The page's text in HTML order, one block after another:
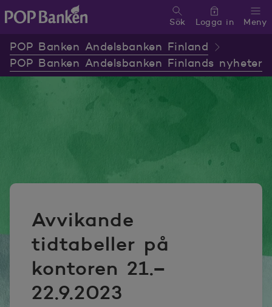
Meny
Sök Logga in
POP Banken Andelsbanken Finland
POP Banken Andelsbanken Finlands nyheter
Avvikande
tidtabeller på
kontoren 21.–
22.9.2023